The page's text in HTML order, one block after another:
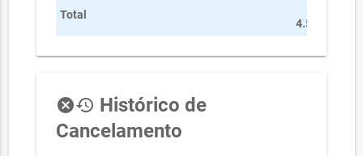
Total
4.532,24
cancelhistory Histórico de
Cancelamento